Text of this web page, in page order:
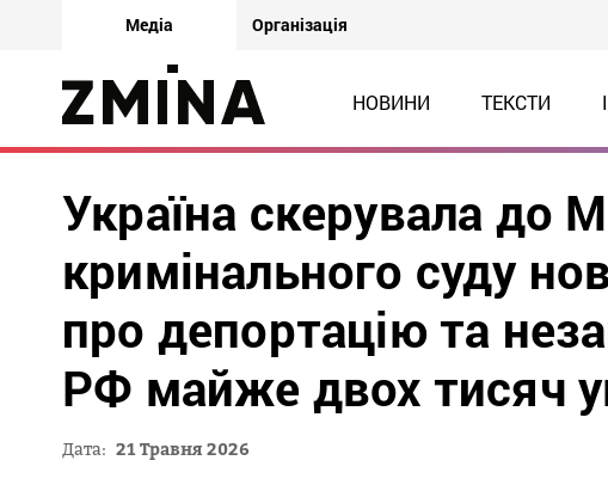
Медіа Організація
НОВИНИ ТЕКСТИ
Україна скерувала до
кримінального суду
про депортацію та
РФ майже двох тисяч
Дата: 21 Травня 2026